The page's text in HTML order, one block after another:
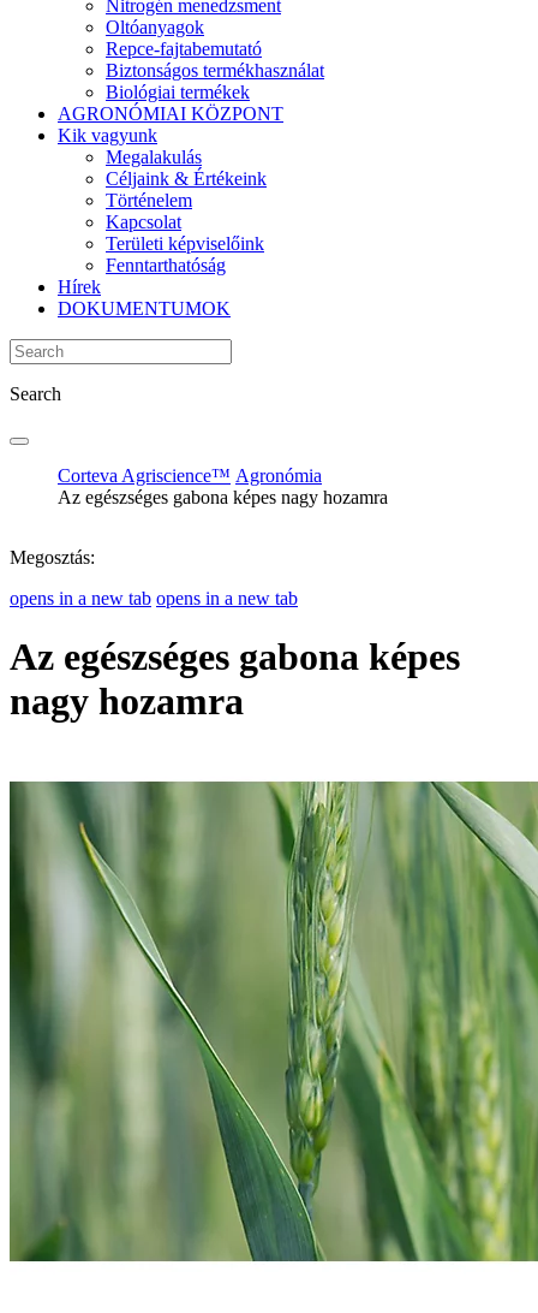
Nitrogén menedzsment
Oltóanyagok
Repce-fajtabemutató
Biztonságos termékhasználat
Biológiai termékek
AGRONÓMIAI KÖZPONT
Kik vagyunk
Megalakulás
Céljaink & Értékeink
Történelem
Kapcsolat
Területi képviselőink
Fenntarthatóság
Hírek
DOKUMENTUMOK
Search
Corteva Agriscience™ Agronómia
Az egészséges gabona képes nagy hozamra
Megosztás:
opens in a new tab opens in a new tab
Az egészséges gabona képes
nagy hozamra